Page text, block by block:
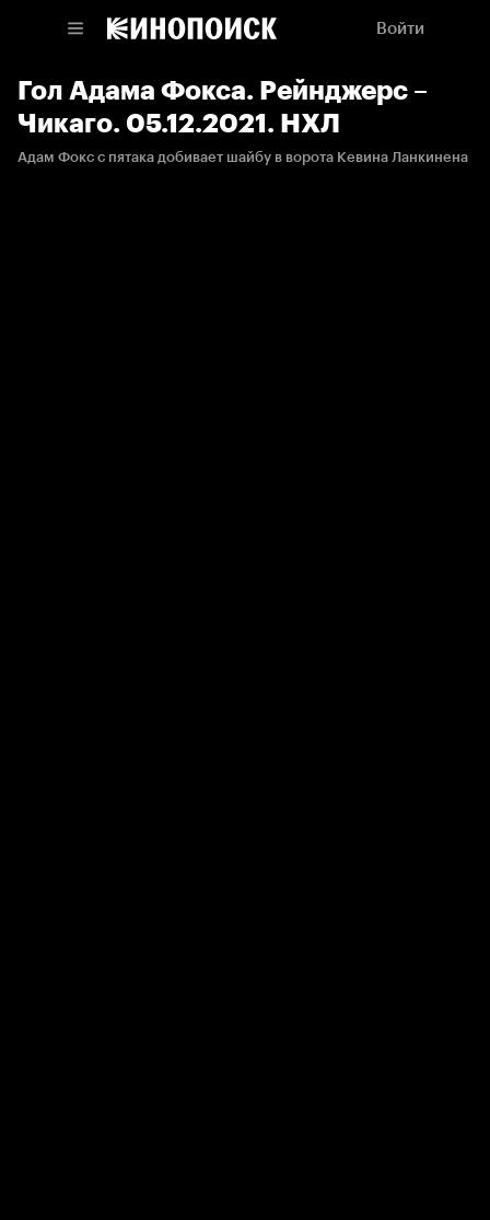
Войти
Гол Адама Фокса. Рейнджерс –
Чикаго. 05.12.2021. НХЛ
Адам Фокс с пятака добивает шайбу в ворота Кевина Ланкинена